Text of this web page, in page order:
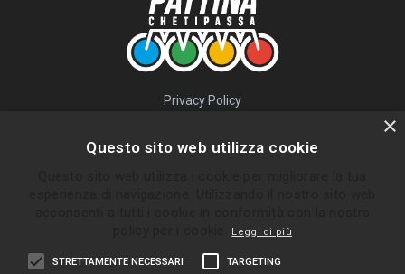
Privacy Policy
News
×
Questo sito web utilizza cookie
Leggi di più
STRETTAMENTE NECESSARI TARGETING